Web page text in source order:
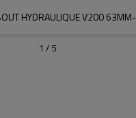
HYDRAULIQUE V200
1 / 5